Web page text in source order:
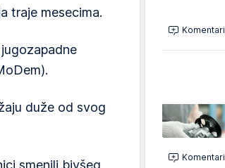
traje mesecima.
duže od svog
smenili bivšeg